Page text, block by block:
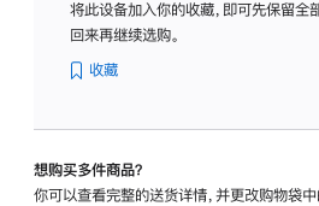
璃
转
将此设备加入你的收藏，即可先保留全
回来再继续选购。
收藏
想购买多件商品？
你可以查看完整的送货详情，并更改购物袋中